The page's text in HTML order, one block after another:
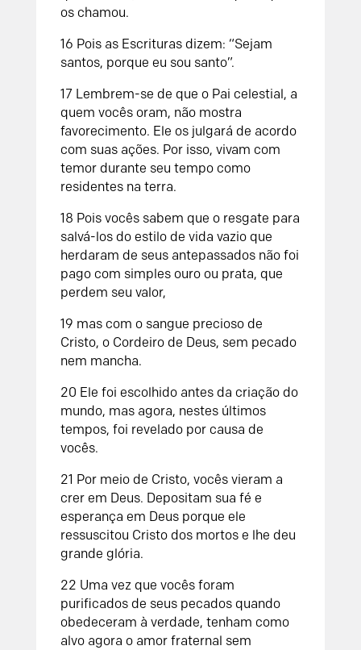
os chamou.
16 Pois as Escrituras dizem: “Sejam
santos, porque eu sou santo”.
17 Lembrem-se de que o Pai celestial, a
quem vocês oram, não mostra
favorecimento. Ele os julgará de acordo
com suas ações. Por isso, vivam com
temor durante seu tempo como
residentes na terra.
18 Pois vocês sabem que o resgate para
salvá-los do estilo de vida vazio que
herdaram de seus antepassados não foi
pago com simples ouro ou prata, que
perdem seu valor,
19 mas com o sangue precioso de
Cristo, o Cordeiro de Deus, sem pecado
nem mancha.
20 Ele foi escolhido antes da criação do
mundo, mas agora, nestes últimos
tempos, foi revelado por causa de
vocês.
21 Por meio de Cristo, vocês vieram a
crer em Deus. Depositam sua fé e
esperança em Deus porque ele
ressuscitou Cristo dos mortos e lhe deu
grande glória.
22 Uma vez que vocês foram
purificados de seus pecados quando
obedeceram à verdade, tenham como
alvo agora o amor fraternal sem